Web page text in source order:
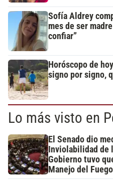
Sofía Aldrey
mes de ser
confiar”
Horóscopo de
signo por signo,
Lo más visto en
El Senado dio
Inviolabilidad de
Gobierno tuvo
Manejo del Fuego